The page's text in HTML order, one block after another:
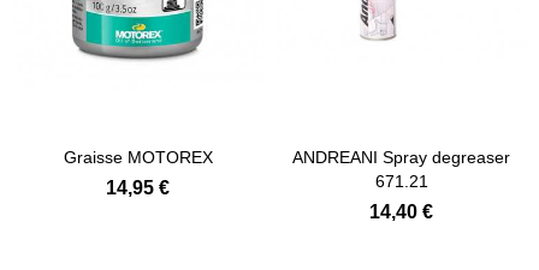
Graisse MOTOREX
14,95 €
ANDREANI Spray degreaser
671.21
14,40 €